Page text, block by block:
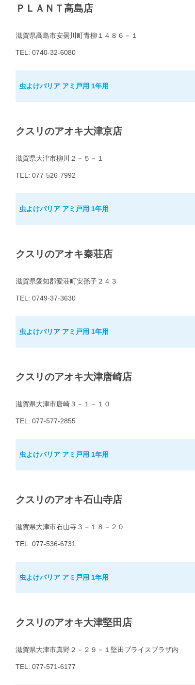
ＰＬＡＮＴ高島店
滋賀県高島市安曇川町青柳１４８６－１
TEL: 0740-32-6080
虫よけバリア アミ戸用 1年用
クスリのアオキ大津京店
滋賀県大津市柳川２－５－１
TEL: 077-526-7992
虫よけバリア アミ戸用 1年用
クスリのアオキ秦荘店
滋賀県愛知郡愛荘町安孫子２４３
TEL: 0749-37-3630
虫よけバリア アミ戸用 1年用
クスリのアオキ大津唐崎店
滋賀県大津市唐崎３－１－１０
TEL: 077-577-2855
虫よけバリア アミ戸用 1年用
クスリのアオキ石山寺店
滋賀県大津市石山寺３－１８－２０
TEL: 077-536-6731
虫よけバリア アミ戸用 1年用
クスリのアオキ大津堅田店
滋賀県大津市真野２－２９－１堅田プライスプラザ内
TEL: 077-571-6177